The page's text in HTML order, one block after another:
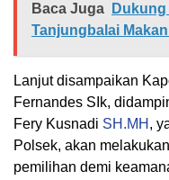
Baca Juga
Tanjungbalai
Lanjut disampaikan
Fernandes SIk,
Fery Kusnadi SH.MH ,
Polsek, akan
pemilihan demi